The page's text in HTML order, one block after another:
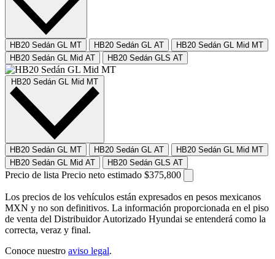
HB20 Sedán GL MT HB20 Sedán GL AT
HB20 Sedán GL Mid MT
HB20 Sedán GL Mid AT
HB20 Sedán GLS AT
HB20 Sedán GL Mid MT
HB20 Sedán GL MT HB20 Sedán GL AT
HB20 Sedán GL Mid MT
HB20 Sedán GL Mid AT
HB20 Sedán GLS AT
Precio de lista Precio neto estimado $375,800
Los precios de los vehículos están expresados en pesos mexicanos
MXN y no son definitivos. La información proporcionada en el piso
de venta del Distribuidor Autorizado Hyundai se entenderá como la
correcta, veraz y final.
Conoce nuestro aviso legal.